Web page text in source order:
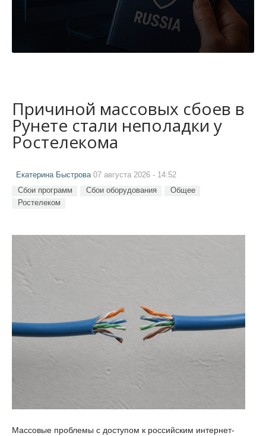
Причиной массовых сбоев в
Рунете стали неполадки у
Ростелекома
Екатерина Быстрова 07 августа 2026 - 14:52
Сбои программ Сбои оборудования
Общее
Ростелеком
Массовые проблемы с доступом к российским интернет-